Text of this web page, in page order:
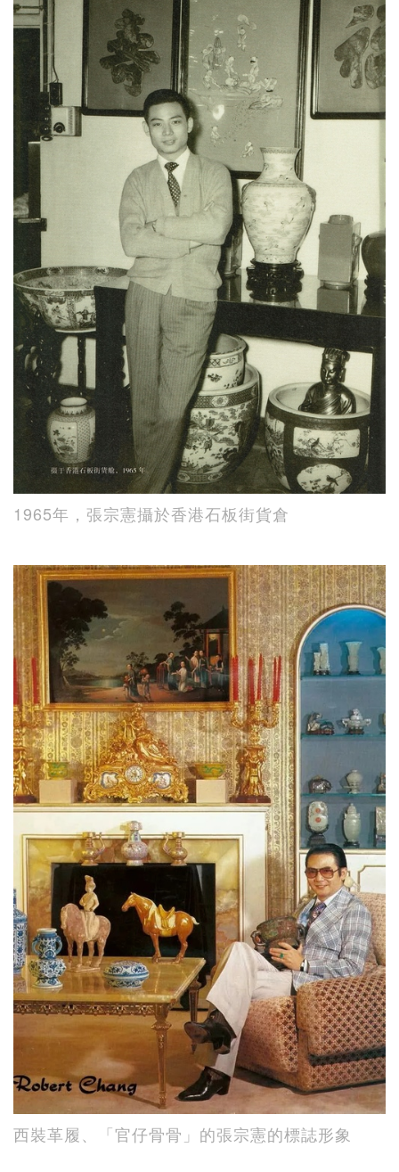
1965年，張宗憲攝於香港石板街貨倉
西裝革履、「官仔骨骨」的張宗憲的標誌形象